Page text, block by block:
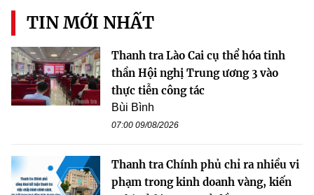
TIN MỚI NHẤT
Thanh tra Lào Cai cụ thể hóa tinh
thần Hội nghị Trung ương 3 vào
thực tiễn công tác
Bùi Bình
07:00 09/08/2026
Thanh tra Chính phủ chỉ ra nhiều vi
phạm trong kinh doanh vàng, kiến